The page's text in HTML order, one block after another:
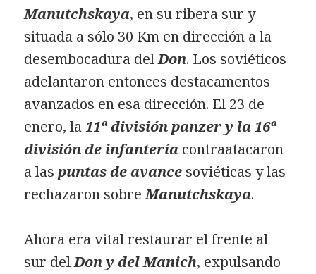
Manutchskaya, en su ribera sur y
situada a sólo 30 Km en dirección a la
desembocadura delDon. Los soviéticos
adelantaron entonces destacamentos
avanzados en esa dirección. El 23 de
enero, la 11ª división panzer y la 16ª
división de infantería contraatacaron
a laspuntas de avancesoviéticas y las
rechazaron sobreManutchskaya.
Ahora era vital restaurar el frente al
sur delDon y del Manich, expulsando